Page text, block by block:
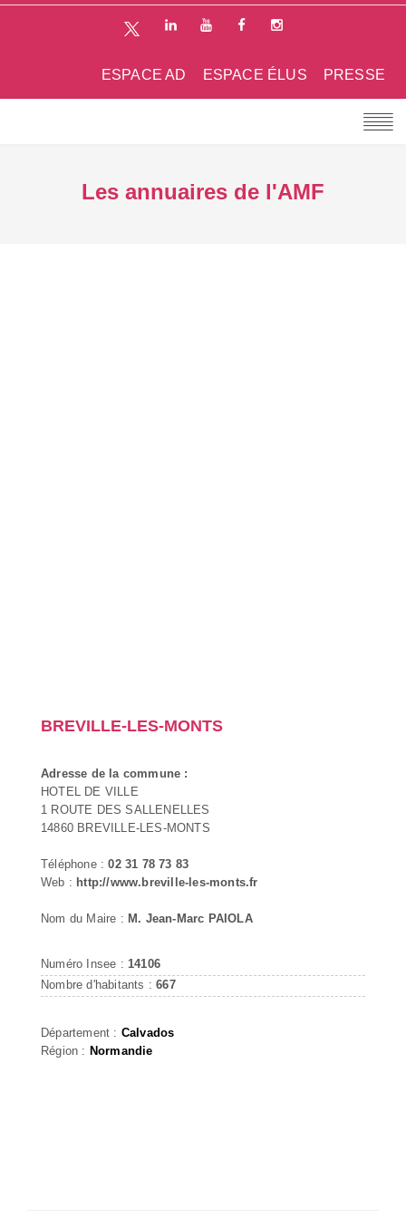
PRESSE
ESPACE ÉLUS
ESPACE AD
Les annuaires de l'AMF
BREVILLE-LES-MONTS
Adresse de la commune :
HOTEL DE VILLE
1 ROUTE DES SALLENELLES
14860 BREVILLE-LES-MONTS
Téléphone :02 31 78 73 83
Web : http://www.breville-les-monts.fr
Nom du Maire : M. Jean-Marc PAIOLA
Numéro Insee : 14106
Nombre d'habitants :667
Département : Calvados
Région : Normandie